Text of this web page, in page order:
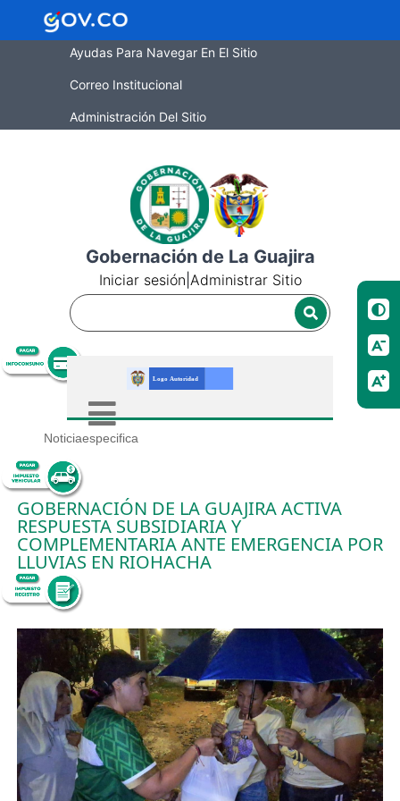
Ayudas Para Navegar En El Sitio
Correo Institucional
Administración Del Sitio
Gobernación de La Guajira
Iniciar sesión Administrar Sitio
Noticiaespecifica
GOBERNACIÓN DE LA GUAJIRA ACTIVA
RESPUESTA SUBSIDIARIA Y
COMPLEMENTARIA ANTE EMERGENCIA POR
LLUVIAS EN RIOHACHA
3/2/2026